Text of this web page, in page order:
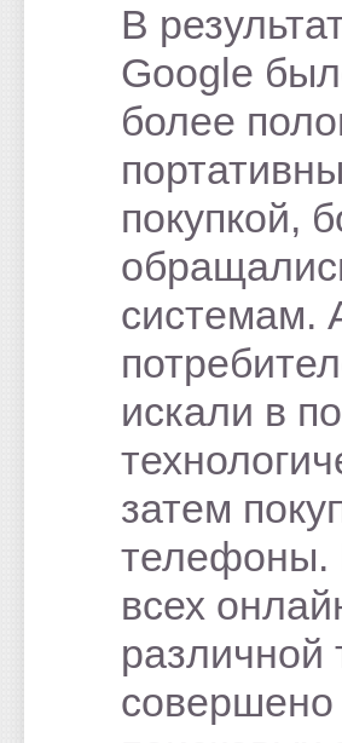
В
Google
более
покупкой,
системам.
искали в
затем
телефоны.
всех
различной
совершено